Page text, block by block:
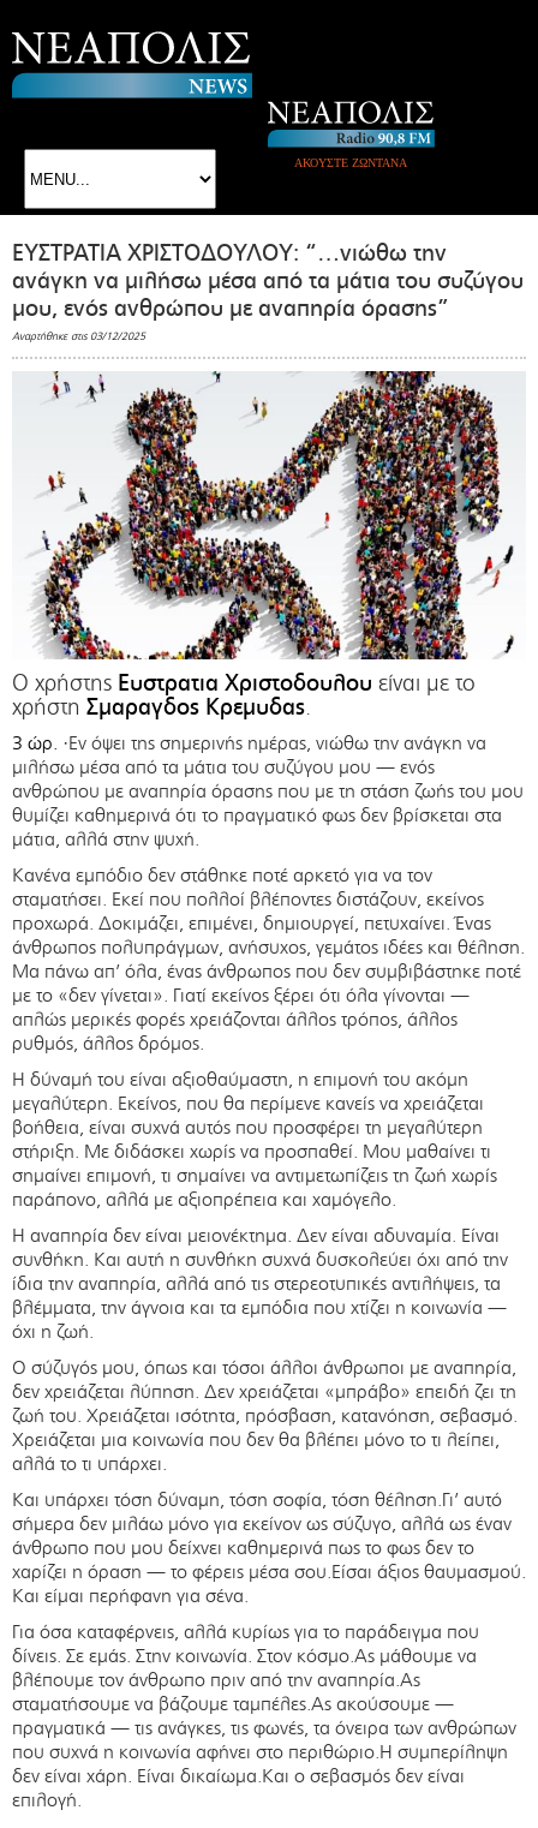
ΑΚΟΥΣΤΕ ΖΩΝΤΑΝΑ
ΕΥΣΤΡΑΤΙΑ ΧΡΙΣΤΟΔΟΥΛΟΥ: “…νιώθω την
ανάγκη να μιλήσω μέσα από τα μάτια του συζύγου
μου, ενός ανθρώπου με αναπηρία όρασης”
Αναρτήθηκε στις 03/12/2025
Ο χρήστης Ευστρατια Χριστοδουλου είναι με το
χρήστη Σμαραγδος Κρεμυδας.
3 ώρ. ·Εν όψει της σημερινής ημέρας, νιώθω την ανάγκη να
μιλήσω μέσα από τα μάτια του συζύγου μου — ενός
ανθρώπου με αναπηρία όρασης που με τη στάση ζωής του μου
θυμίζει καθημερινά ότι το πραγματικό φως δεν βρίσκεται στα
μάτια, αλλά στην ψυχή.
Κανένα εμπόδιο δεν στάθηκε ποτέ αρκετό για να τον
σταματήσει. Εκεί που πολλοί βλέποντες διστάζουν, εκείνος
προχωρά. Δοκιμάζει, επιμένει, δημιουργεί, πετυχαίνει. Ένας
άνθρωπος πολυπράγμων, ανήσυχος, γεμάτος ιδέες και θέληση.
Μα πάνω απ’ όλα, ένας άνθρωπος που δεν συμβιβάστηκε ποτέ
με το «δεν γίνεται». Γιατί εκείνος ξέρει ότι όλα γίνονται —
απλώς μερικές φορές χρειάζονται άλλος τρόπος, άλλος
ρυθμός, άλλος δρόμος.
Η δύναμή του είναι αξιοθαύμαστη, η επιμονή του ακόμη
μεγαλύτερη. Εκείνος, που θα περίμενε κανείς να χρειάζεται
βοήθεια, είναι συχνά αυτός που προσφέρει τη μεγαλύτερη
στήριξη. Με διδάσκει χωρίς να προσπαθεί. Μου μαθαίνει τι
σημαίνει επιμονή, τι σημαίνει να αντιμετωπίζεις τη ζωή χωρίς
παράπονο, αλλά με αξιοπρέπεια και χαμόγελο.
Η αναπηρία δεν είναι μειονέκτημα. Δεν είναι αδυναμία. Είναι
συνθήκη. Και αυτή η συνθήκη συχνά δυσκολεύει όχι από την
ίδια την αναπηρία, αλλά από τις στερεοτυπικές αντιλήψεις, τα
βλέμματα, την άγνοια και τα εμπόδια που χτίζει η κοινωνία —
όχι η ζωή.
Ο σύζυγός μου, όπως και τόσοι άλλοι άνθρωποι με αναπηρία,
δεν χρειάζεται λύπηση. Δεν χρειάζεται «μπράβο» επειδή ζει τη
ζωή του. Χρειάζεται ισότητα, πρόσβαση, κατανόηση, σεβασμό.
Χρειάζεται μια κοινωνία που δεν θα βλέπει μόνο το τι λείπει,
αλλά το τι υπάρχει.
Και υπάρχει τόση δύναμη, τόση σοφία, τόση θέληση.Γι’ αυτό
σήμερα δεν μιλάω μόνο για εκείνον ως σύζυγο, αλλά ως έναν
άνθρωπο που μου δείχνει καθημερινά πως το φως δεν το
χαρίζει η όραση — το φέρεις μέσα σου.Είσαι άξιος θαυμασμού.
Και είμαι περήφανη για σένα.
Για όσα καταφέρνεις, αλλά κυρίως για το παράδειγμα που
δίνεις. Σε εμάς. Στην κοινωνία. Στον κόσμο.Ας μάθουμε να
βλέπουμε τον άνθρωπο πριν από την αναπηρία.Ας
σταματήσουμε να βάζουμε ταμπέλες.Ας ακούσουμε —
πραγματικά — τις ανάγκες, τις φωνές, τα όνειρα των ανθρώπων
που συχνά η κοινωνία αφήνει στο περιθώριο.Η συμπερίληψη
δεν είναι χάρη. Είναι δικαίωμα.Και ο σεβασμός δεν είναι
επιλογή.